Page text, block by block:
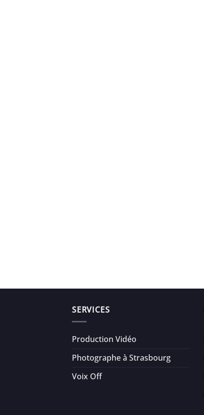
SERVICES
Production Vidéo
Photographe à Strasbourg
Voix Off